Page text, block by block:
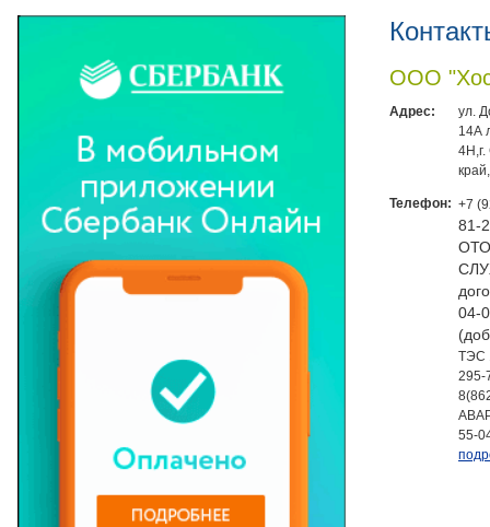
ООО
Адрес:
ул.
14А
Телефон: +7
81-
04-
ТЭС
295-
55-